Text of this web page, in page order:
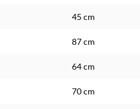
45 cm
87 cm
64 cm
70 cm